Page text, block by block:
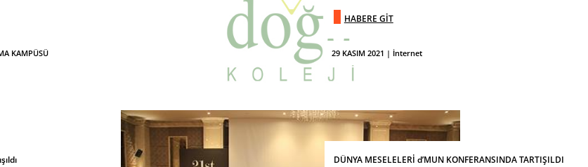
KAMPÜSÜ 29 KASIM 2021 | İnternet
HABERE GİT
DÜNYA MESELELERİ d’MUN KONFERANSINDA TARTIŞILDI